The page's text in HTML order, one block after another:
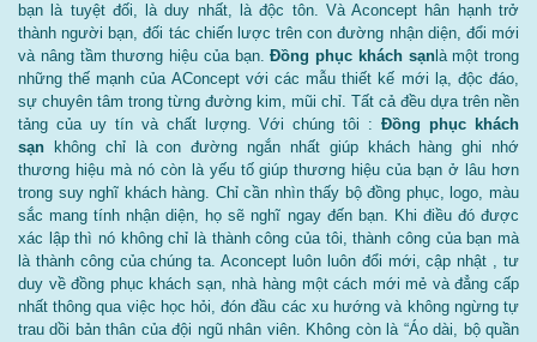
bạn là tuyệt đối, là duy nhất, là độc tôn. Và Aconcept hân hạnh trở
thành người bạn, đối tác chiến lược trên con đường nhận diện, đổi mới
và nâng tầm thương hiệu của bạn.Đồng phục khách sạnlà một trong
những thế mạnh của AConcept với các mẫu thiết kế mới lạ, độc đáo,
sự chuyên tâm trong từng đường kim, mũi chỉ. Tất cả đều dựa trên nền
tảng của uy tín và chất lượng. Với chúng tôi :Đồng phục khách
sạn không chỉ là con đường ngắn nhất giúp khách hàng ghi nhớ
thương hiệu mà nó còn là yếu tố giúp thương hiệu của bạn ở lâu hơn
trong suy nghĩ khách hàng. Chỉ cần nhìn thấy bộ đồng phục, logo, màu
sắc mang tính nhận diện, họ sẽ nghĩ ngay đến bạn. Khi điều đó được
xác lập thì nó không chỉ là thành công của tôi, thành công của bạn mà
là thành công của chúng ta. Aconcept luôn luôn đổi mới, cập nhật , tư
duy về đồng phục khách sạn, nhà hàng một cách mới mẻ và đẳng cấp
nhất thông qua việc học hỏi, đón đầu các xu hướng và không ngừng tự
trau dồi bản thân của đội ngũ nhân viên. Không còn là “Áo dài, bộ quần